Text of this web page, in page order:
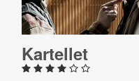
Kartellet